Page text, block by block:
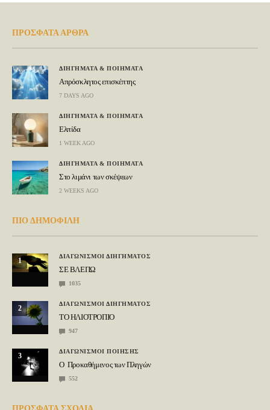
ΠΡΟΣΦΑΤΑ ΑΡΘΡΑ
ΔΙΗΓΗΜΑΤΑ & ΠΟΙΗΜΑΤΑ
Απρόσκλητος επισκέπτης
7 DAYS AGO
ΔΙΗΓΗΜΑΤΑ & ΠΟΙΗΜΑΤΑ
Ελπίδα
1 WEEK AGO
ΔΙΗΓΗΜΑΤΑ & ΠΟΙΗΜΑΤΑ
Στο λιμάνι των σκέψεων
2 WEEKS AGO
ΠΙΟ ΔΗΜΟΦΙΛΗ
1
ΔΙΑΓΩΝΙΣΜΟΙ ΔΙΗΓΗΜΑΤΟΣ
ΣΕ ΒΛΕΠΩ
1035
2
ΔΙΑΓΩΝΙΣΜΟΙ ΔΙΗΓΗΜΑΤΟΣ
ΤΟ ΗΛΙΟΤΡΟΠΙΟ
947
3
ΔΙΑΓΩΝΙΣΜΟΙ ΠΟΙΗΣΗΣ
Ο Προκαθήμενος των Πληγών
552